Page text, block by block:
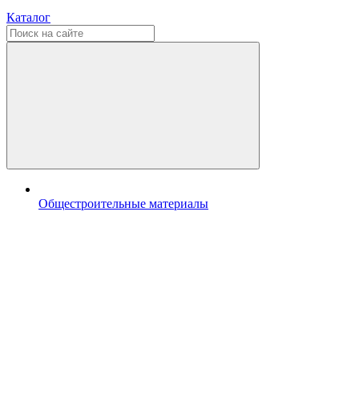
Каталог
Общестроительные материалы